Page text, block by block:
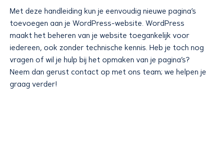
Met deze handleiding kun je eenvoudig nieuwe pagina’s
toevoegen aan je WordPress-website. WordPress
maakt het beheren van je website toegankelijk voor
iedereen, ook zonder technische kennis. Heb je toch nog
vragen of wil je hulp bij het opmaken van je pagina’s?
Neem dan gerust contact op met ons team; we helpen je
graag verder!